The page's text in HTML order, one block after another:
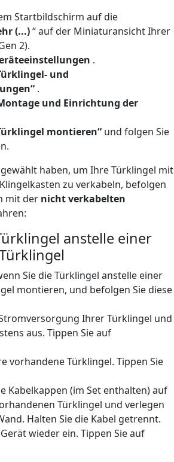
Startbildschirm auf die
(...)“ auf der Miniaturansicht Ihrer
2).
.
und
.
und Einrichtung der
montieren“ und folgen Sie
haben, um Ihre Türklingel mit
zu verkabeln, befolgen
mit der nicht verkabelten
anstelle einer
Sie die Türklingel anstelle einer
montieren, und befolgen Sie diese
Ihrer Türklingel und
aus. Tippen Sie auf
vorhandene Türklingel. Tippen Sie
Kabelkappen (im Set enthalten) auf
Türklingel und verlegen
Halten Sie die Kabel getrennt.
wieder ein. Tippen Sie auf